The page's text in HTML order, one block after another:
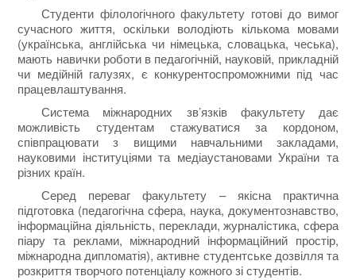
Студенти філологічного факультету готові до вимог
сучасного життя, оскільки володіють кількома мовами
(українська, англійська чи німецька, словацька, чеська),
мають навички роботи в педагогічній, науковій, прикладній
чи медійній галузях, є конкурентоспроможними під час
працевлаштування.
Система міжнародних зв’язків факультету дає
можливість студентам стажуватися за кордоном,
співпрацювати з вищими навчальними закладами,
науковими інституціями та медіаустановами України та
різних країн.
Серед переваг факультету – якісна практична
підготовка (педагогічна сфера, наука, документознавство,
інформаційна діяльність, переклади, журналістика, сфера
піару та реклами, міжнародний інформаційний простір,
міжнародна дипломатія), активне студентське дозвілля та
розкриття творчого потенціалу кожного зі студентів.